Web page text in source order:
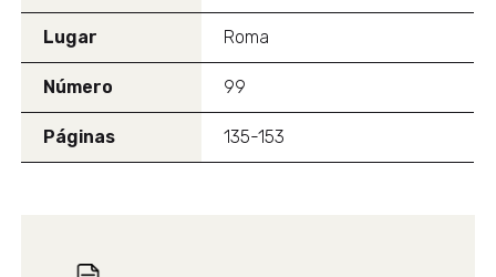
Lugar Roma
Número 99
Páginas 135-153